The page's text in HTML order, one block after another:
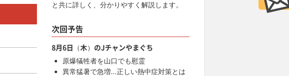
と共に詳しく、分かりやすく解説します。
次回予告
8月6日（木）のJチャンやまぐち
原爆犠牲者を山口でも慰霊
異常猛暑で急増…正しい熱中症対策とは